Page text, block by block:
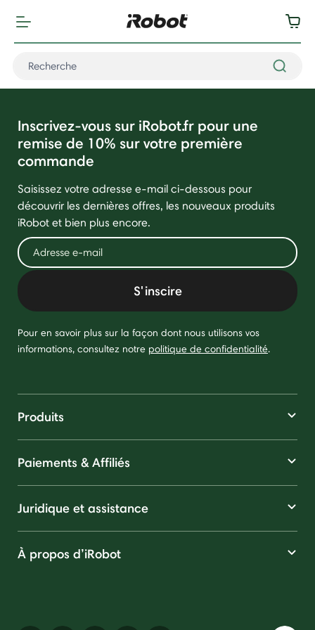
Inscrivez-vous sur iRobot.fr pour une
remise de 10% sur votre première
commande
Saisissez votre adresse e-mail ci-dessous pour
découvrir les dernières offres, les nouveaux produits
iRobot et bien plus encore.
S'inscire
Pour en savoir plus sur la façon dont nous utilisons vos
informations, consultez notre politique de confidentialité.
Produits
Paiements & Affiliés
Juridique et assistance
À propos d’iRobot